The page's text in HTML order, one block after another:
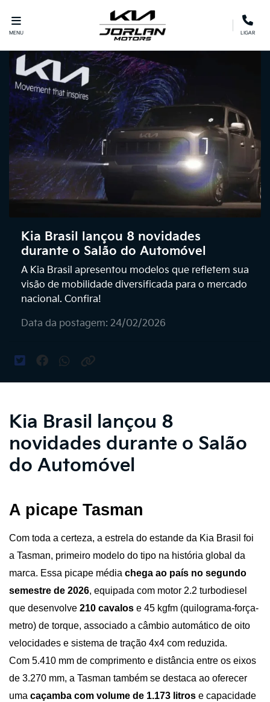
MENU LIGAR
Kia Brasil lançou 8 novidades
durante o Salão do Automóvel
A Kia Brasil apresentou modelos que refletem sua
visão de mobilidade diversificada para o mercado
nacional. Confira!
Data da postagem: 24/02/2026
Kia Brasil lançou 8
novidades durante o Salão
do Automóvel
A picape Tasman
Com toda a certeza, a estrela do estande da Kia Brasil foi
a Tasman, primeiro modelo do tipo na história global da
marca. Essa picape média chega ao país no segundo
semestre de 2026, equipada com motor 2.2 turbodiesel
que desenvolve 210 cavalos e 45 kgfm (quilograma-força-
metro) de torque, associado a câmbio automático de oito
velocidades e sistema de tração 4x4 com reduzida.
Com 5.410 mm de comprimento e distância entre os eixos
de 3.270 mm, a Tasman também se destaca ao oferecer
uma caçamba com volume de 1.173 litros e capacidade